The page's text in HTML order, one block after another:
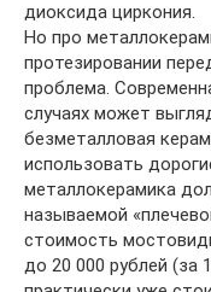
диоксида циркония.
Но про
протезировании
проблема.
случаях может
безметалловая
использовать
металлокерамика
называемой
стоимость
до 20 000 рублей (за